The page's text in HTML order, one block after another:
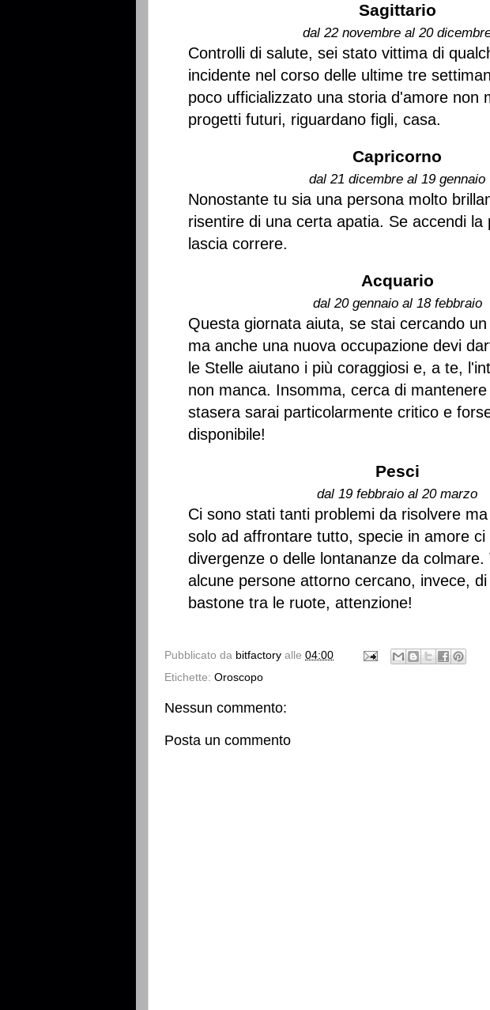
Sagittario
dal 22 novembre al 20
Controlli di salute, sei stato vittima di
incidente nel corso delle ultime tre
poco ufficializzato una storia d'amore non
progetti futuri, riguardano figli, casa.
Capricorno
dal 21 dicembre al 19 gennaio
Nonostante tu sia una persona molto
risentire di una certa apatia. Se accendi la
lascia correre.
Acquario
dal 20 gennaio al 18 febbraio
Questa giornata aiuta, se stai cercando
ma anche una nuova occupazione devi
le Stelle aiutano i più coraggiosi e, a te,
non manca. Insomma, cerca di mantenere
stasera sarai particolarmente critico e
disponibile!
Pesci
dal 19 febbraio al 20 marzo
Ci sono stati tanti problemi da risolvere
solo ad affrontare tutto, specie in amore ci
divergenze o delle lontananze da colmare.
alcune persone attorno cercano, invece, di
bastone tra le ruote, attenzione!
Pubblicato da bitfactory alle 04:00
Etichette: Oroscopo
Nessun commento:
Posta un commento